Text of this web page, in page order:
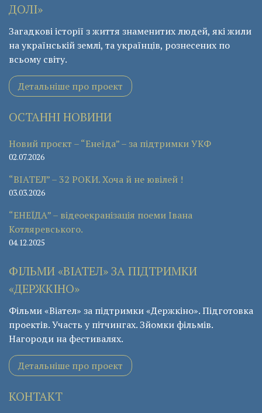
ДОЛІ»
Загадкові історії з життя знаменитих людей, які жили
на українській землі, та українців, рознесених по
всьому світу.
Детальніше про проект
ОСТАННІ НОВИНИ
Новий проєкт – “Енеїда” – за підтримки УКФ
02.07.2026
“ВІАТЕЛ” – 32 РОКИ. Хоча й не ювілей !
03.03.2026
“ЕНЕЇДА” – відеоекранізація поеми Івана
Котляревського.
04.12.2025
ФІЛЬМИ «ВІАТЕЛ» ЗА ПІДТРИМКИ
«ДЕРЖКІНО»
Фільми «Віател» за підтримки «Держкіно». Підготовка
проектів. Участь у пітчингах. Зйомки фільмів.
Нагороди на фестивалях.
Детальніше про проект
КОНТАКТ